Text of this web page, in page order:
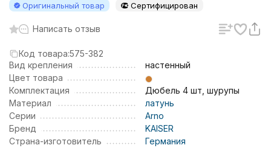
Оригинальный товар Сертифицирован
Написать отзыв
Код товара:575-382
Вид крепления
настенный
Цвет товара
Комплектация
Дюбель 4 шт, шурупы
Материал
латунь
Серии
Arno
Бренд
KAISER
Страна-изготовитель
Германия